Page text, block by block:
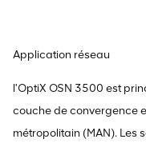
Application réseau
l'OptiX OSN 3500 est
couche de convergence
métropolitain (MAN). Les